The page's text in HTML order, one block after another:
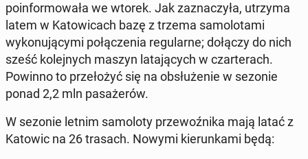
poin­for­mowała we wtorek. Jak za­z­naczyła, utrzyma
latem w Ka­tow­icach bazę z trzema samolota­mi
wykonu­ją­cy­mi połączenia reg­u­larne; dołączy do nich
sześć kole­jnych maszyn lata­ją­cych w czarter­ach.
Powinno to przełożyć się na ob­służe­nie w sezonie
ponad 2,2 mln pasażerów.
W sezonie letnim samolo­ty prze­woźni­ka mają latać z
Katowic na 26 trasach. Nowymi kierunk­a­mi będą: